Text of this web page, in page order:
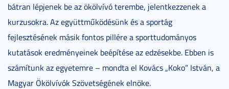
bátran lépjenek be az ökölvívó terembe, jelentkezzenek a
kurzusokra. Az együttműködésünk és a sportág
fejlesztésének másik fontos pillére a sporttudományos
kutatások eredményeinek beépítése az edzésekbe. Ebben is
számítunk az egyetemre – mondta el Kovács „Koko” István, a
Magyar Ökölvívók Szövetségének elnöke.